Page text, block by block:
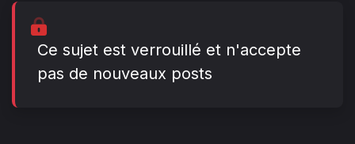
Ce sujet est verrouillé et n'accepte
pas de nouveaux posts